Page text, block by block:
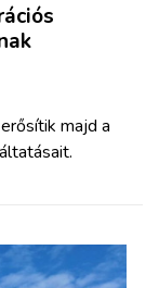
majd a